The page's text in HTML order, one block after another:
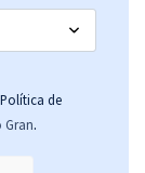
Política de
Gran.